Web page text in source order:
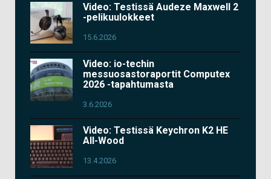
Video: Testissä Audeze Maxwell 2
-pelikuulokkeet
15.6.2026
Video: io-techin
messuosastoraportit Computex
2026 -tapahtumasta
3.6.2026
Video: Testissä Keychron K2 HE
All-Wood
13.4.2026